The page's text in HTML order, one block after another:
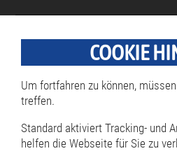
31.10.2026(Samstag)
Philippsburger Kunst-
Museumsnacht
Philippsburg
COOKIE
Um fortfahren zu können,
treffen.
Standard aktiviert Tracking- und
helfen die Webseite für Sie zu